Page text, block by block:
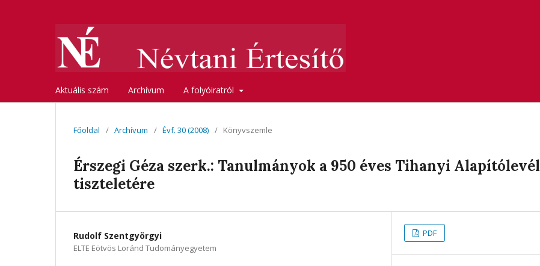
Aktuális szám Archívum A folyóiratról
Főoldal / Archívum / Évf. 30 (2008) / Könyvszemle
Érszegi Géza szerk.: Tanulmányok a 950 éves Tihanyi Alapítólevél
tiszteletére
Rudolf Szentgyörgyi
ELTE Eötvös Loránd Tudományegyetem
PDF